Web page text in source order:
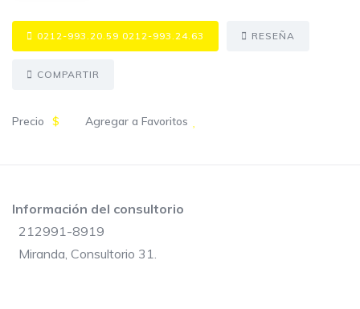
0212-993.20.59 0212-993.24.63 RESEÑA
COMPARTIR
Precio $ Agregar a Favoritos
Información del consultorio
212991-8919
Miranda, Consultorio 31.